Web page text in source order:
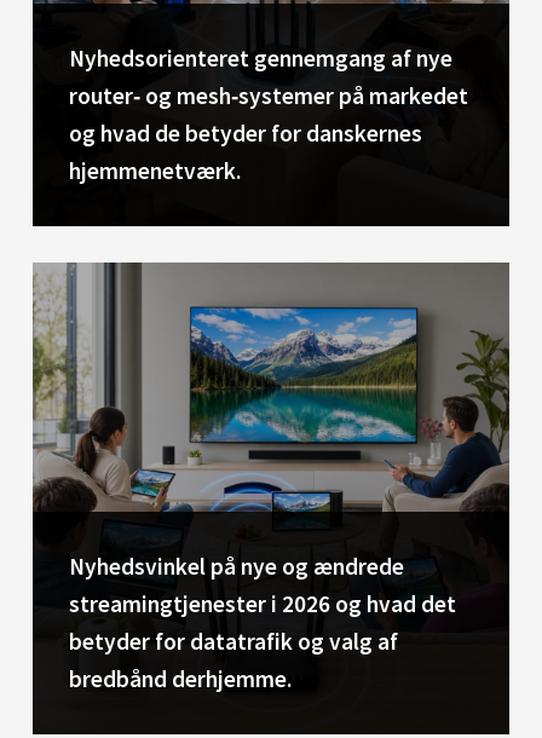
Nyhedsorienteret gennemgang af nye
router‑ og mesh‑systemer på markedet
og hvad de betyder for danskernes
hjemmenetværk.
Nyhedsvinkel på nye og ændrede
streamingtjenester i 2026 og hvad det
betyder for datatrafik og valg af
bredbånd derhjemme.